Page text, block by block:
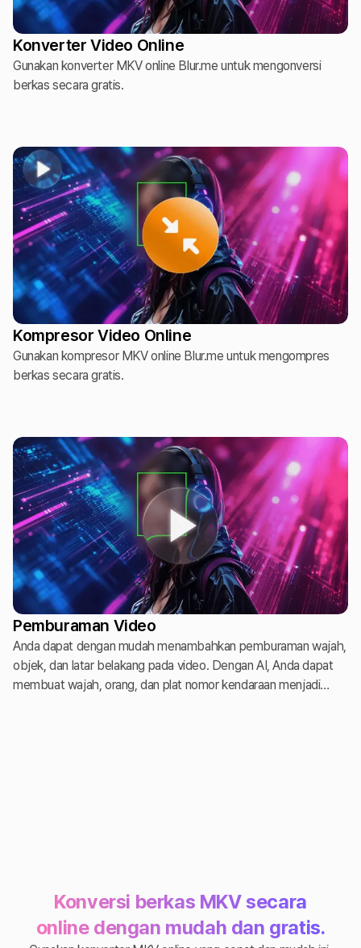
Konverter Video Online
Gunakan konverter MKV online Blur.me untuk mengonversi
berkas secara gratis.
Kompresor Video Online
Gunakan kompresor MKV online Blur.me untuk mengompres
berkas secara gratis.
Pemburaman Video
Anda dapat dengan mudah menambahkan pemburaman wajah,
objek, dan latar belakang pada video. Dengan AI, Anda dapat
membuat wajah, orang, dan plat nomor kendaraan menjadi
Konversi berkas MKV secara
online dengan mudah dan gratis.